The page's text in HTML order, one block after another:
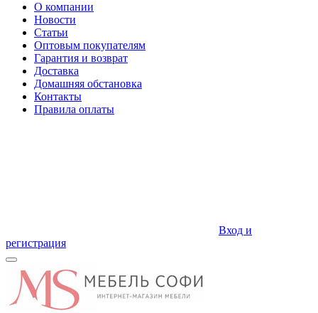
О компании
Новости
Статьи
Оптовым покупателям
Гарантия и возврат
Доставка
Домашняя обстановка
Контакты
Правила оплаты
Вход и
регистрация